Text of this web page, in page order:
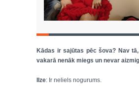
Kādas ir sajūtas pēc šova? Nav
vakarā nenāk miegs un nevar
Ilze: Ir neliels nogurums.